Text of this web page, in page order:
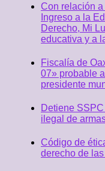
Con relación
Ingreso a la
Derecho, Mi
educativa y a
Fiscalía de
07» probable
presidente
Detiene
ilegal de
Código de
derecho de